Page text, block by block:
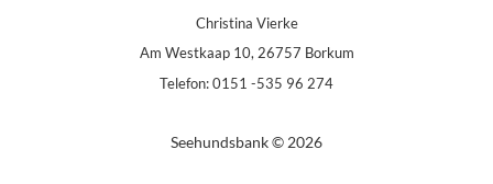
Seehundsbank © 2026
Christina Vierke
Am Westkaap 10, 26757 Borkum
Telefon: 0151 -535 96 274